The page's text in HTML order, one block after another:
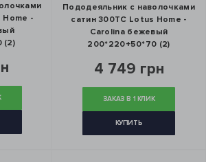
-
(2)
Пододеяльник с наволочками
сатин 300ТС Lotus Home -
Carolina бежевый
200*220+50*70 (2)
4 749 грн
ЗАКАЗ В 1 КЛИК
КУПИТЬ